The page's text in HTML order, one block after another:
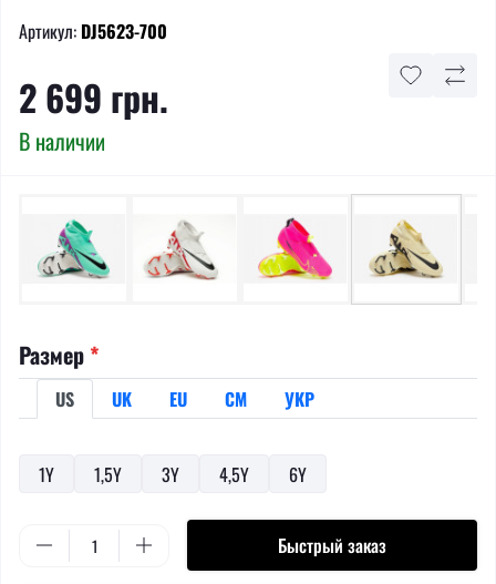
Артикул: DJ5623-700
2 699 грн.
В наличии
Размер *
US UK EU СМ УКР
1Y 1,5Y 3Y 4,5Y 6Y
Быстрый заказ